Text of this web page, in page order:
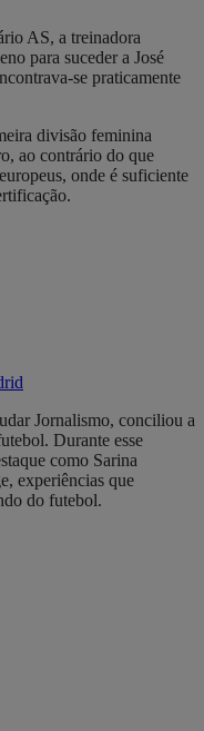
AS, a treinadora
para suceder a José
se praticamente
divisão feminina
ao contrário do que
onde é suficiente
Jornalismo, conciliou a
Durante esse
como Sarina
experiências que
do futebol.